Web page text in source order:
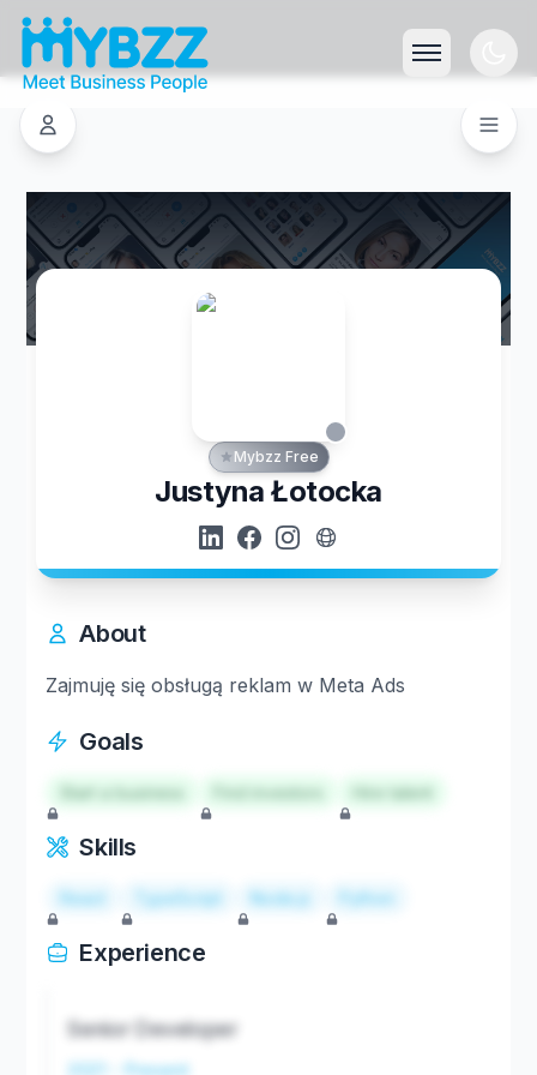
Mybzz Free
Justyna Łotocka
About
Zajmuję się obsługą reklam w Meta Ads
Goals
Start a business Hire talent
Skills
React TypeScript Node.js Python
Experience
Senior Developer
2021 - Present